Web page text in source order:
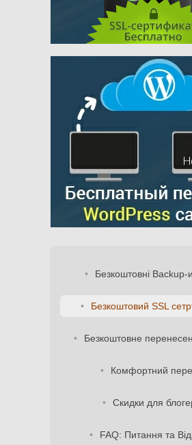
Безкоштовні Backup-
Безкоштовий SSL
Безкоштовне
Комфортний
Скидки для
FAQ: Питання та